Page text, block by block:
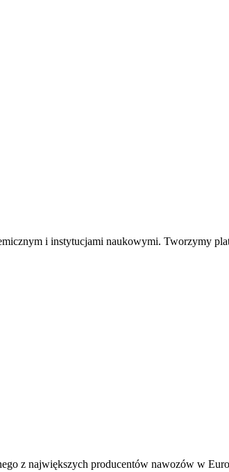
i instytucjami naukowymi. Tworzymy
z największych producentów nawozów w